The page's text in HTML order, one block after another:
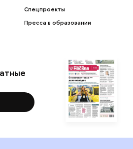
Спецпроекты
Пресса в образовании